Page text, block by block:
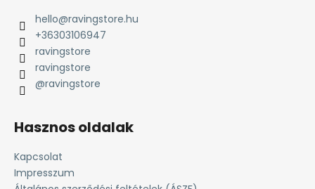
hello@ravingstore.hu
+36303106947
ravingstore
ravingstore
@ravingstore
Hasznos oldalak
Kapcsolat
Impresszum